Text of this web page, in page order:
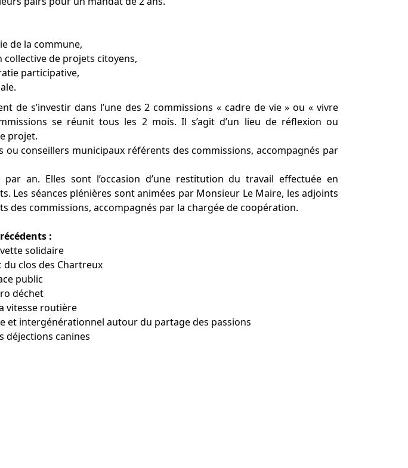
de la commune,
de projets citoyens,
participative,
de s’investir dans l’une des 2 commissions « cadre de vie » ou « vivre
se réunit tous les 2 mois. Il s’agit d’un lieu de réflexion ou
projet.
ou conseillers municipaux référents des commissions, accompagnés par
an. Elles sont l’occasion d’une restitution du travail effectuée en
Les séances plénières sont animées par Monsieur Le Maire, les adjoints
des commissions, accompagnés par la chargée de coopération.
:
solidaire
clos des Chartreux
public
déchet
vitesse routière
et intergénérationnel autour du partage des passions
déjections canines